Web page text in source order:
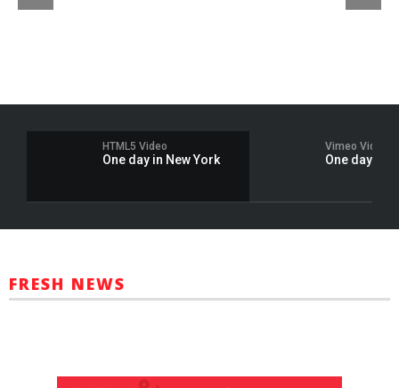
HTML5 Video
One day in New York
Vimeo Video
One day in
FRESH NEWS